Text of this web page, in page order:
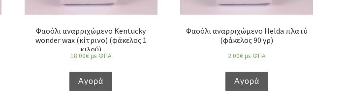
Φασόλι αναρριχώμενο Kentucky
wonder wax (κίτρινο) (φάκελος 1
κιλού)
18.00€με ΦΠΑ
Αγορά
Φασόλι αναρριχώμενο Helda πλατύ
(φάκελος 90 γρ)
2.00€με ΦΠΑ
Αγορά